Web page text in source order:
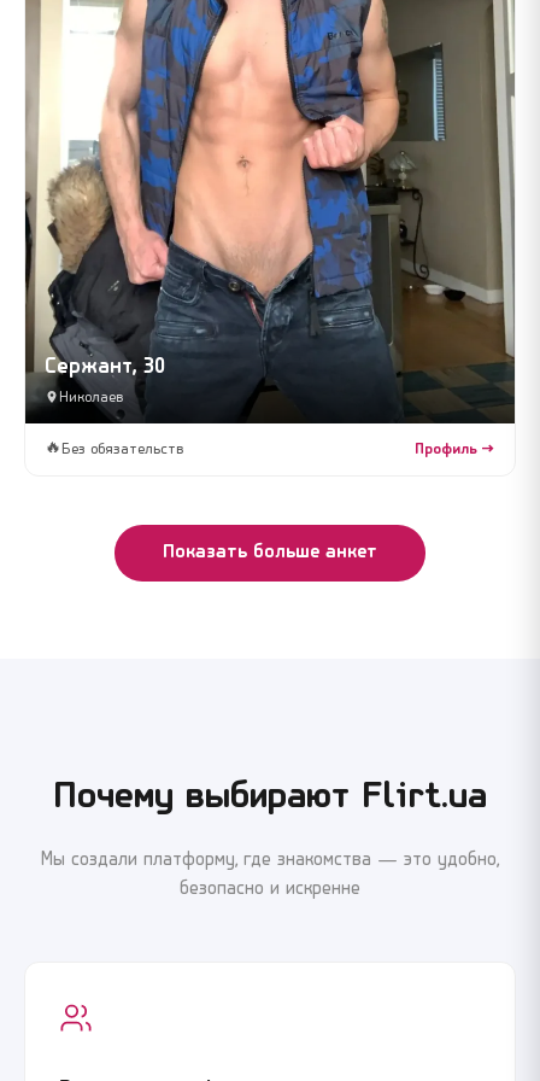
Сержант, 30
Николаев
🔥 Без обязательств Профиль →
Показать больше анкет
Почему выбирают Flirt.ua
Мы создали платформу, где знакомства — это удобно,
безопасно и искренне